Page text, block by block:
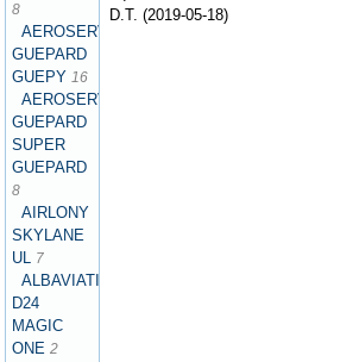
8
AEROSERVICES
GUEPARD
GUEPY 16
AEROSERVICES
GUEPARD
SUPER
GUEPARD
8
AIRLONY
SKYLANE
UL 7
ALBAVIATION
D24
MAGIC
ONE 2
D.T. (2019-05-18)